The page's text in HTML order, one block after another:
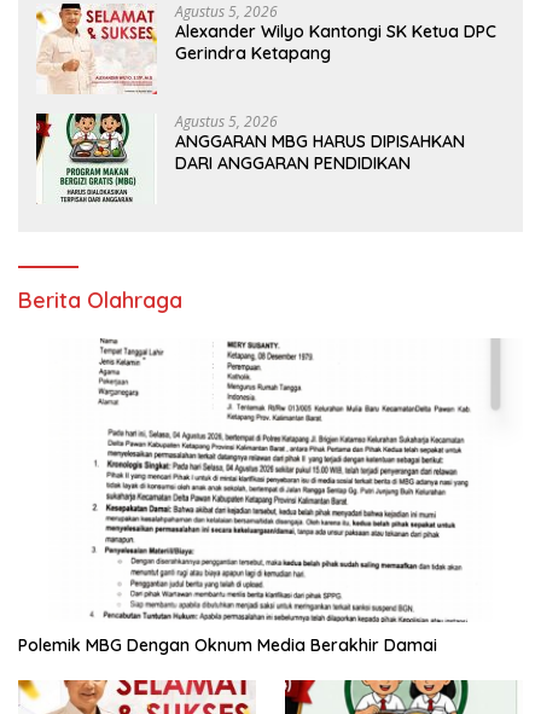
Agustus 5, 2026
Alexander Wilyo Kantongi SK Ketua DPC
Gerindra Ketapang
Agustus 5, 2026
ANGGARAN MBG HARUS DIPISAHKAN
DARI ANGGARAN PENDIDIKAN
Berita Olahraga
Polemik MBG Dengan Oknum Media Berakhir Damai